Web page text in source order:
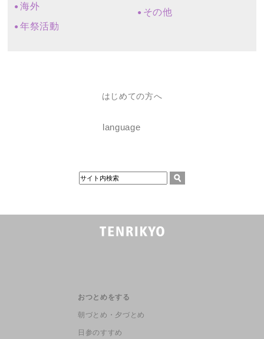
海外
年祭活動
その他
はじめての方へ
language
おつとめをする
朝づとめ・夕づとめ
日参のすすめ